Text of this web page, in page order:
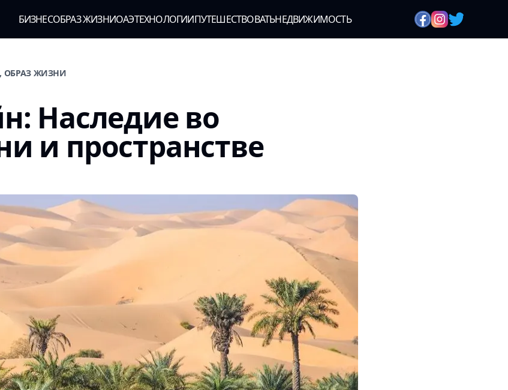
БИЗНЕСОБРАЗ ЖИЗНИОАЭТЕХНОЛОГИИПУТЕШЕСТВОВАТЬНЕДВИЖИМОСТЬ
ОБРАЗ ЖИЗНИ
Наследие во
и пространстве